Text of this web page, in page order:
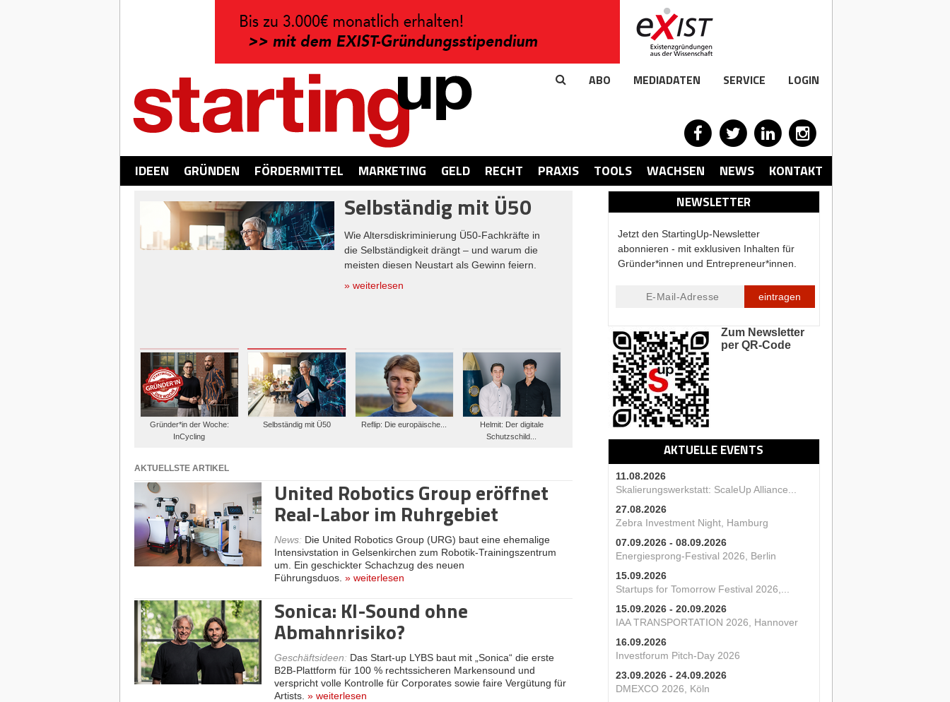
ABO MEDIADATEN SERVICE LOGIN
IDEEN GRÜNDEN FÖRDERMITTEL MARKETING GELD RECHT PRAXIS TOOLS WACHSEN NEWS KONTAKT
NEWSLETTER
Jetzt den StartingUp-Newsletter
abonnieren - mit exklusiven Inhalten für
Gründer*innen und Entrepreneur*innen.
eintragen
Zum Newsletter
per QR-Code
AKTUELLE EVENTS
11.08.2026
Skalierungswerkstatt: ScaleUp Alliance...
27.08.2026
Zebra Investment Night, Hamburg
07.09.2026 - 08.09.2026
Energiesprong-Festival 2026, Berlin
15.09.2026
Startups for Tomorrow Festival 2026,...
15.09.2026 - 20.09.2026
IAA TRANSPORTATION 2026, Hannover
16.09.2026
Investforum Pitch-Day 2026
23.09.2026 - 24.09.2026
DMEXCO 2026, Köln
Selbständig mit Ü50
Wie Altersdiskriminierung Ü50-Fachkräfte in
die Selbständigkeit drängt – und warum die
meisten diesen Neustart als Gewinn feiern.
» weiterlesen
Gründer*in der Woche:
InCycling
Selbständig mit Ü50 Reflip: Die europäische...
Helmit: Der digitale
Schutzschild...
AKTUELLSTE ARTIKEL
United Robotics Group eröffnet
Real-Labor im Ruhrgebiet
News: Die United Robotics Group (URG) baut eine ehemalige
Intensivstation in Gelsenkirchen zum Robotik-Trainingszentrum
um. Ein geschickter Schachzug des neuen
Führungsduos. » weiterlesen
Sonica: KI-Sound ohne
Abmahnrisiko?
Geschäftsideen: Das Start-up LYBS baut mit „Sonica“ die erste
B2B-Plattform für 100 % rechtssicheren Markensound und
verspricht volle Kontrolle für Corporates sowie faire Vergütung für
Artists. » weiterlesen